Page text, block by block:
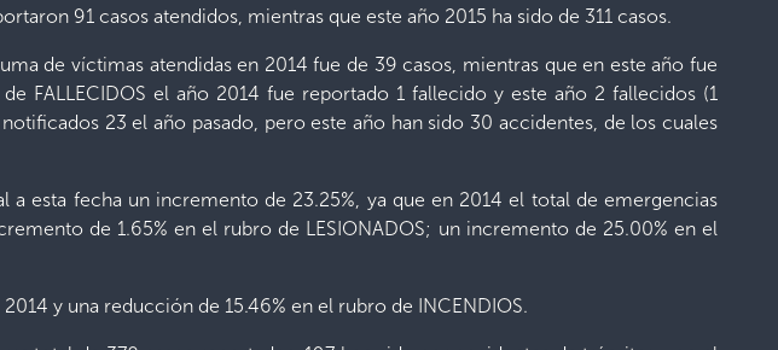
91 casos atendidos, mientras que este año 2015 ha sido de 311 casos.
de víctimas atendidas en 2014 fue de 39 casos, mientras que en este año fue
FALLECIDOS el año 2014 fue reportado 1 fallecido y este año 2 fallecidos (1
23 el año pasado, pero este año han sido 30 accidentes, de los cuales
esta fecha un incremento de 23.25%, ya que en 2014 el total de emergencias
de 1.65% en el rubro de LESIONADOS; un incremento de 25.00% en el
y una reducción de 15.46% en el rubro de INCENDIOS.